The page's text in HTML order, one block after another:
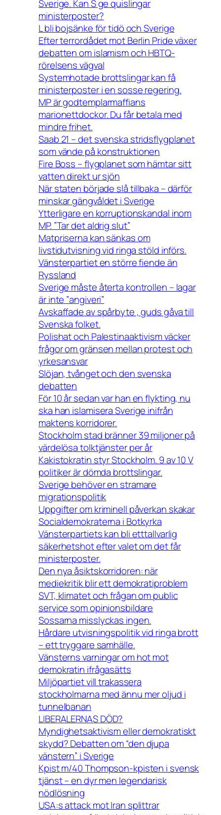
Sverige. Kan S ge quislingar
ministerposter?
L bli bojsänke för tidö och Sverige
Efter terrordådet mot Berlin Pride växer
debatten om islamism och HBTQ-
rörelsens vägval
Systemhotade brottslingar kan få
ministerposter i en sosse regering.
MP är godtemplarmaffians
marionettdockor. Du får betala med
mindre frihet.
Saab 21 – det svenska stridsflygplanet
som vände på konstruktionen
Fire Boss – flygplanet som hämtar sitt
vatten direkt ur sjön
När staten började slå tillbaka – därför
minskar gängvåldet i Sverige
Ytterligare en korruptionskandal inom
MP. ”Tar det aldrig slut”
Matpriserna kan sänkas om
livstidutvisning vid ringa stöld införs.
Vänsterpartiet en större fiende än
Ryssland
Sverige måste återta kontrollen – lagar
är inte ”angiveri”
Avskaffade av spårbyte , guds gåva till
Svenska folket.
Polishat och Palestinaaktivism väcker
frågor om gränsen mellan protest och
yrkesansvar
Slöjan, tvånget och den svenska
debatten
För 10 år sedan var han en flykting, nu
ska han islamisera Sverige inifrån
maktens korridorer.
Stockholm stad bränner 39 miljoner på
värdelösa tolktjänster per år
Kakistokratin styr Stockholm. 9 av 10 V
politiker är dömda brottslingar.
Sverige behöver en stramare
migrationspolitik
Uppgifter om kriminell påverkan skakar
Socialdemokraterna i Botkyrka
Vänsterpartiets kan bli etttallvarlig
säkerhetshot efter valet om det får
ministerposter.
Den nya åsiktskorridoren: när
mediekritik blir ett demokratiproblem
SVT, klimatet och frågan om public
service som opinionsbildare
Sossarna misslyckas ingen.
Hårdare utvisningspolitik vid ringa brott
– ett tryggare samhälle.
Vänsterns varningar om hot mot
demokratin ifrågasätts
Miljöpartiet vill trakassera
stockholmarna med ännu mer oljud i
tunnelbanan
LIBERALERNAS DÖD?
Myndighetsaktivism eller demokratiskt
skydd? Debatten om “den djupa
vänstern” i Sverige
Kpist m/40 Thompson-kpisten i svensk
tjänst – en dyr men legendarisk
nödlösning
USA:s attack mot Iran splittrar